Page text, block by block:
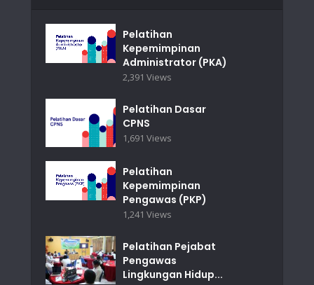
Pelatihan
Kepemimpinan
Administrator (PKA)
2,391 Views
Pelatihan Dasar
CPNS
1,691 Views
Pelatihan
Kepemimpinan
Pengawas (PKP)
1,241 Views
Pelatihan Pejabat
Pengawas
Lingkungan Hidup...